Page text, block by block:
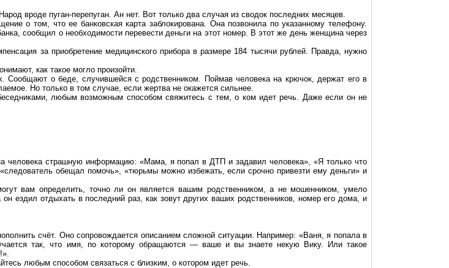
вроде пуган-перепуган. Ан нет. Вот только два случая из сводок последних месяцев.
о том, что ее банковская карта заблокирована. Она позвонила по указанному телефону.
сообщил о необходимости перевести деньги на этот номер. В этот же день женщина через
за приобретение медицинского прибора в размере 184 тысячи рублей. Правда, нужно
как такое могло произойти.
Сообщают о беде, случившейся с родственником. Поймав человека на крючок, держат его в
Но только в том случае, если жертва не окажется сильнее.
любым возможным способом свяжитесь с тем, о ком идет речь. Даже если он не
человека страшную информацию: «Мама, я попал в ДТП и задавил человека», «Я только что
обещал помочь», «тюрьмы можно избежать, если срочно привезти ему деньги» и
вам определить, точно ли он является вашим родственником, а не мошенником, умело
ездил отдыхать в последний раз, как зовут других ваших родственников, номер его дома, и
счёт. Оно сопровождается описанием сложной ситуации. Например: «Ваня, я попала в
так, что имя, по которому обращаются — ваше и вы знаете некую Вику. Или такое
любым способом связаться с близким, о котором идет речь.